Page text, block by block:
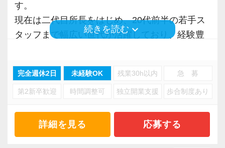
当社を選んだのはHPが充実していたから。
HPからとても楽しそうな会社の雰囲気が伝わっ
てきました。
く、未経験からでも『成長』と『チャレンジ』
入社してから思ったのは“日々勉強”だということ
です。
【資格取得支援】
税理士試験との両立を応援するため、資格取得
支援制度を整えています。
・勉強時間の確保に配慮
・ライセンス取得費用を事務所が負担
す。
現在は二代目所長をはじめ、20代前半の若手ス
タッフまで幅広い世代が活躍しており、経験豊
があります。
勤続年数の長いスタッフが多く、腰を据えて働
ける職場であることも当事務所の特徴です。
私たちが大切にしているのは、「やるべきこと
をきちんとやる」というシンプルな考え方で
続きを読む keyboard_arrow_down
完全週休2日 未経験OK 残業30h以内 急 募
第2新卒歓迎 時間調整可 独立開業支援 歩合制度あり
詳細を見る 応募する